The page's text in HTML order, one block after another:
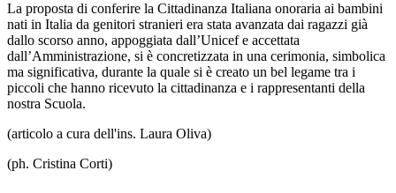
La proposta di conferire la Cittadinanza Italiana onoraria ai bambini
nati in Italia da genitori stranieri era stata avanzata dai ragazzi già
dallo scorso anno, appoggiata dall’Unicef e accettata
dall’Amministrazione, si è concretizzata in una cerimonia, simbolica
ma significativa, durante la quale si è creato un bel legame tra i
piccoli che hanno ricevuto la cittadinanza e i rappresentanti della
nostra Scuola.
(articolo a cura dell'ins. Laura Oliva)
(ph. Cristina Corti)